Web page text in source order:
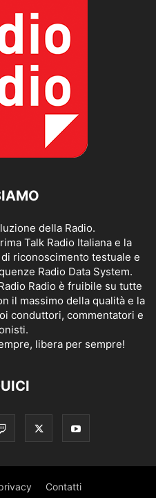
della Radio.
Talk Radio Italiana e la
riconoscimento testuale e
Radio Data System.
Radio è fruibile su tutte
il massimo della qualità e la
conduttori, commentatori e
libera per sempre!
Contatti